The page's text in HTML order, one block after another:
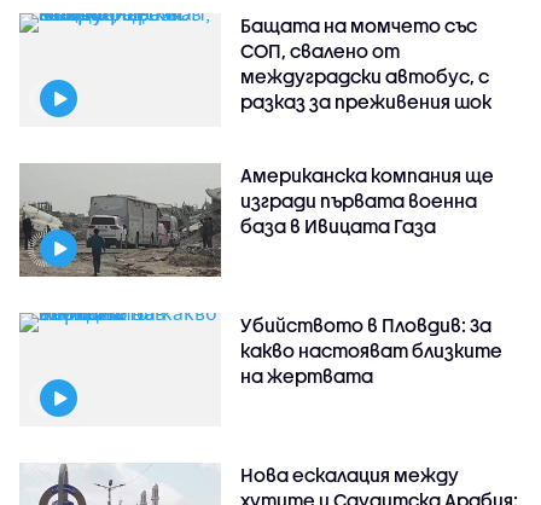
Бащата на момчето със
СОП, свалено от
междуградски автобус, с
разказ за преживения шок
Американска компания ще
изгради първата военна
база в Ивицата Газа
Убийството в Пловдив: За
какво настояват близките
на жертвата
Нова ескалация между
хутите и Саудитска Арабия: